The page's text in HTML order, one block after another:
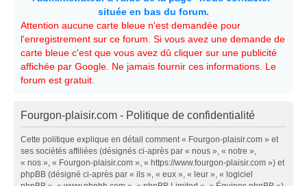
située en bas du forum.
Attention aucune carte bleue n'est demandée pour
l'enregistrement sur ce forum. Si vous avez une demande de
carte bleue c'est que vous avez dû cliquer sur une publicité
affichée par Google. Ne jamais fournir ces informations. Le
forum est gratuit.
Fourgon-plaisir.com - Politique de confidentialité
Cette politique explique en détail comment « Fourgon-plaisir.com » et
ses sociétés affiliées (désignés ci-après par « nous », « notre »,
« nos », « Fourgon-plaisir.com », « https://www.fourgon-plaisir.com ») et
phpBB (désigné ci-après par « ils », « eux », « leur », « logiciel